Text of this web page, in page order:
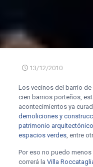
13/12/2010
Los vecinos del barrio de
cien barrios porteños,
acontecimientos ya
demoliciones y
patrimonio
espacios verdes, entre
Por eso no puedo
correrá la Villa